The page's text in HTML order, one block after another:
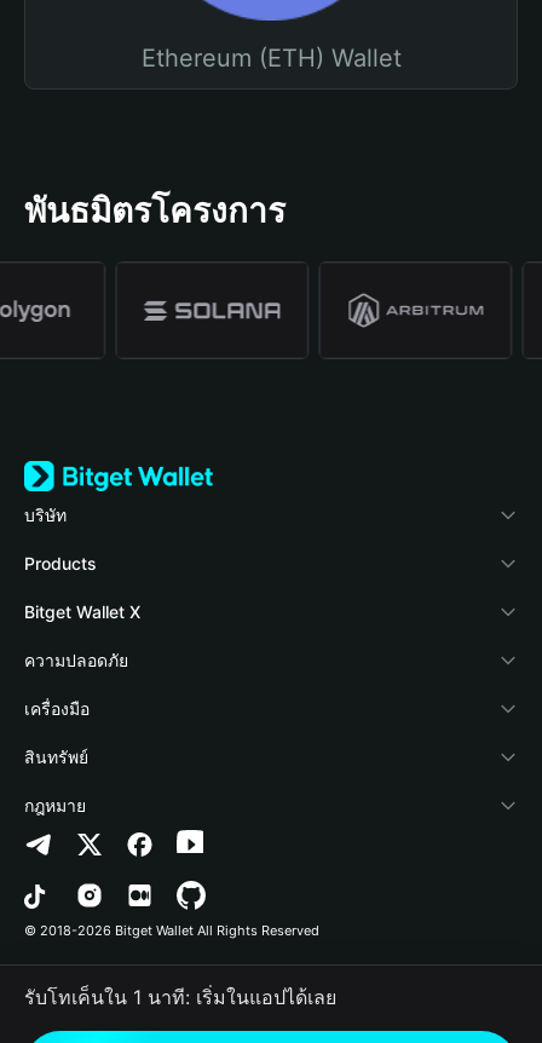
Ethereum (ETH) Wallet
พันธมิตรโครงการ
บริษัท
เกี่ยวกับ Bitget Wallet
Blog
Academy
ข่าวสารด้านคริปโต
ศูนย์ช่วยเหลือ
ติดต่อเรา
ทรัพยากรข้อมูลของแบรนด์
อาชีพ
Products
Crypto Card
Stablecoin Earn
Payfi Crypto
Crypto Swap API
Altcoin Season Index
Prediction Markets
DApp
RWA
Bitget Wallet X
นักพัฒนา
เชื่อมต่อ Wallet
Bitget Wallet Pay
ลิสต์โปรเจกต์
ความปลอดภัย
Protection Fund
เทคโนโลยีความปลอดภัย
เครื่องมือ
ซื้อคริปโต
การตรวจจับการอนุญาต
การตรวจจับสัญญา
การโอนเป็นชุด
สินทรัพย์
Arbitrum
Avalanche
Bitcoin
Polygon
กฎหมาย
นโยบายความเป็นส่วนตัว
ข้อตกลงในการใช้บริการ
© 2018-2026 Bitget Wallet All Rights Reserved
รับโทเค็นใน 1 นาที: เริ่มในแอปได้เลย